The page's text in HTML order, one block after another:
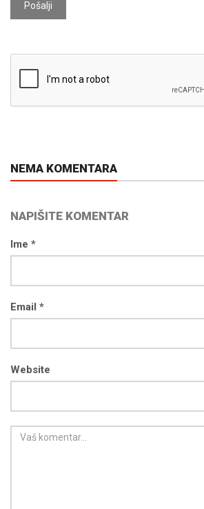
Pošalji
NEMA KOMENTARA
NAPIŠITE KOMENTAR
Ime *
Email *
Website